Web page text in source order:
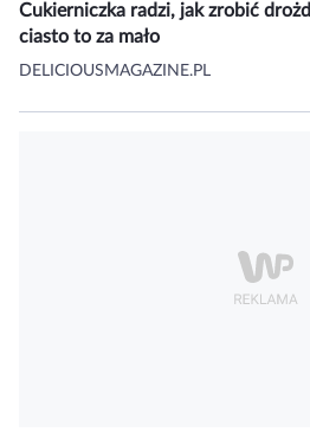
Cukierniczka radzi, jak zrobić
ciasto to za mało
DELICIOUSMAGAZINE.PL